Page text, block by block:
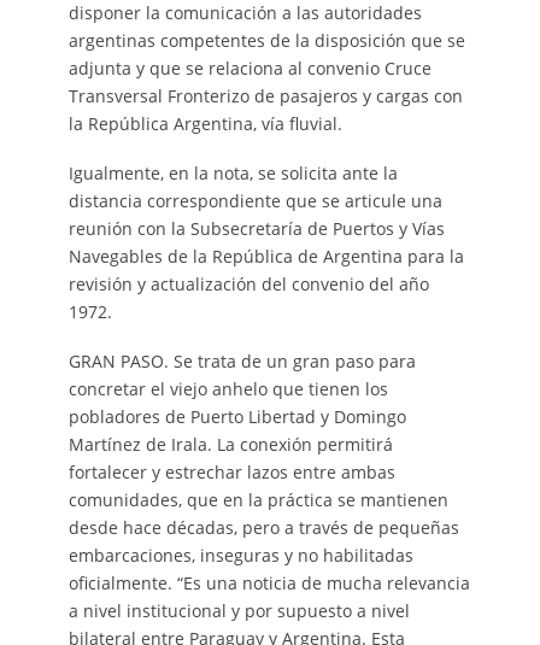
disponer la comunicación a las autoridades
argentinas competentes de la disposición que se
adjunta y que se relaciona al convenio Cruce
Transversal Fronterizo de pasajeros y cargas con
la República Argentina, vía fluvial.
Igualmente, en la nota, se solicita ante la
distancia correspondiente que se articule una
reunión con la Subsecretaría de Puertos y Vías
Navegables de la República de Argentina para la
revisión y actualización del convenio del año
1972.
GRAN PASO. Se trata de un gran paso para
concretar el viejo anhelo que tienen los
pobladores de Puerto Libertad y Domingo
Martínez de Irala. La conexión permitirá
fortalecer y estrechar lazos entre ambas
comunidades, que en la práctica se mantienen
desde hace décadas, pero a través de pequeñas
embarcaciones, inseguras y no habilitadas
oficialmente. “Es una noticia de mucha relevancia
a nivel institucional y por supuesto a nivel
bilateral entre Paraguay y Argentina. Esta